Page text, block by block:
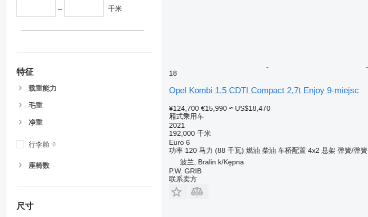
– 千米
特征
载重能力
毛重
净重
行李舱
座椅数
尺寸
18
Opel Kombi 1.5 CDTI Compact 2,7t Enjoy 9-miejsc
¥124,700 €15,990 ≈ US$18,470
厢式乘用车
2021
192,000 千米
Euro 6
功率 120 马力 (88 千瓦) 燃油 柴油 车桥配置 4x2 悬架 弹簧/弹簧
波兰, Bralin k/Kępna
P.W. GRIB
联系卖方